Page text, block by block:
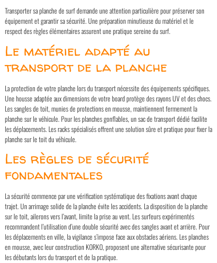
Transporter sa planche de surf demande une attention particulière pour préserver son
équipement et garantir sa sécurité. Une préparation minutieuse du matériel et le
respect des règles élémentaires assurent une pratique sereine du surf.
Le matériel adapté au
transport de la planche
La protection de votre planche lors du transport nécessite des équipements spécifiques.
Une housse adaptée aux dimensions de votre board protège des rayons UV et des chocs.
Les sangles de toit, munies de protections en mousse, maintiennent fermement la
planche sur le véhicule. Pour les planches gonflables, un sac de transport dédié facilite
les déplacements. Les racks spécialisés offrent une solution sûre et pratique pour fixer la
planche sur le toit du véhicule.
Les règles de sécurité
fondamentales
La sécurité commence par une vérification systématique des fixations avant chaque
trajet. Un arrimage solide de la planche évite les accidents. La disposition de la planche
sur le toit, ailerons vers l’avant, limite la prise au vent. Les surfeurs expérimentés
recommandent l’utilisation d’une double sécurité avec des sangles avant et arrière. Pour
les déplacements en ville, la vigilance s’impose face aux obstacles aériens. Les planches
en mousse, avec leur construction KORKO, proposent une alternative sécurisante pour
les débutants lors du transport et de la pratique.